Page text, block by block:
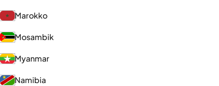
Marokko
Mosambik
Myanmar
Namibia